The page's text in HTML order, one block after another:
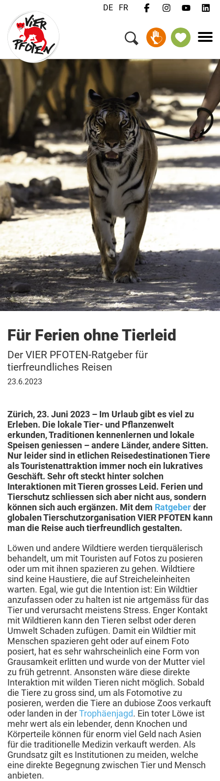
DE FR
Für Ferien ohne Tierleid
Der VIER PFOTEN-Ratgeber für
tierfreundliches Reisen
23.
23.6.2023
Zürich, 23. Juni 2023 – Im Urlaub gibt es viel zu
Erleben. Die lokale Tier- und Pflanzenwelt
erkunden, Traditionen kennenlernen und lokale
Speisen geniessen – andere Länder, andere Sitten.
Nur leider sind in etlichen Reisedestinationen Tiere
als Touristenattraktion immer noch ein lukratives
Geschäft. Sehr oft steckt hinter solchen
Interaktionen mit Tieren grosses Leid. Ferien und
Tierschutz schliessen sich aber nicht aus, sondern
können sich auch ergänzen. Mit dem Ratgeberder
globalen Tierschutzorganisation VIER PFOTEN kann
man die Reise auch tierfreundlich gestalten.
Löwen und andere Wildtiere werden tierquälerisch
behandelt, um mit Touristen auf Fotos zu posieren
oder um mit ihnen spazieren zu gehen. Wildtiere
sind keine Haustiere, die auf Streicheleinheiten
warten. Egal, wie gut die Intention ist: Ein Wildtier
anzufassen oder zu halten ist nie artgemäss für das
Tier und verursacht meistens Stress. Enger Kontakt
mit Wildtieren kann den Tieren selbst oder deren
Umwelt Schaden zufügen. Damit ein Wildtier mit
Menschen spazieren geht oder auf einem Foto
posiert, hat es sehr wahrscheinlich eine Form von
Grausamkeit erlitten und wurde von der Mutter viel
zu früh getrennt. Ansonsten wäre diese direkte
Interaktion mit wilden Tieren nicht möglich. Sobald
die Tiere zu gross sind, um als Fotomotive zu
posieren, werden die Tiere an dubiose Zoos verkauft
oder landen in derTrophäenjagd. Ein toter Löwe ist
mehr wert als ein lebender, denn Knochen und
Körperteile können für enorm viel Geld nach Asien
für die traditionelle Medizin verkauft werden. Als
Grundsatz gilt es Institutionen zu meiden, welche
eine direkte Begegnung zwischen Tier und Mensch
anbieten.
Menü
Kampagnen & Themen
Tiere
Unterstützen
Über uns
Jobs
FAQ
Newsletter
Kontakt
Spenden
Patenschaft